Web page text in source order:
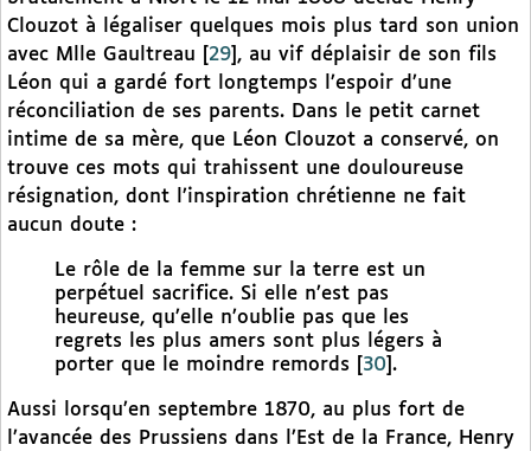
Clouzot à légaliser quelques mois plus tard son union
avec Mlle Gaultreau
29 , au vif déplaisir de son fils
Léon qui a gardé fort longtemps l’espoir d’une
réconciliation de ses parents. Dans le petit carnet
intime de sa mère, que Léon Clouzot a conservé, on
trouve ces mots qui trahissent une douloureuse
résignation, dont l’inspiration chrétienne ne fait
aucun doute :
Le rôle de la femme sur la terre est un
perpétuel sacrifice. Si elle n’est pas
heureuse, qu’elle n’oublie pas que les
regrets les plus amers sont plus légers à
porter que le moindre remords
30 .
Aussi lorsqu’en septembre 1870, au plus fort de
l’avancée des Prussiens dans l’Est de la France, Henry